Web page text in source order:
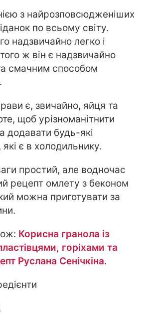
з найрозповсюдженіших
по всьому світу.
надзвичайно легко і
ж він є надзвичайно
смачним способом
є, звичайно, яйця та
щоб урізноманітнити
додавати будь-які
які є в холодильнику.
простий, але водночас
рецепт омлету з беконом
можна приготувати за
Корисна гранола із
горіхами та
Руслана Сенічкіна.